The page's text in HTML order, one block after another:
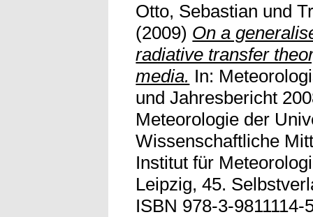
Otto, Sebastian und
(2009) On a
radiative transfer
media. In:
und Jahresbericht
Meteorologie der
Wissenschaftliche
Institut für
Leipzig, 45.
ISBN 978-3-9811114-